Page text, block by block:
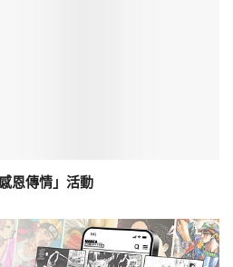
恩傳情」活動